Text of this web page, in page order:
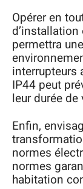
Opérer en
permettra
interrupteurs
IP44 peut
leur durée de
Enfin,
normes
normes
habitation